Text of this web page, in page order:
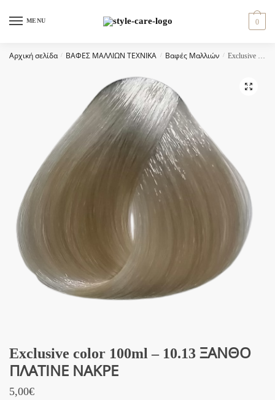
MENU 0
Αρχική σελίδα / ΒΑΦΕΣ ΜΑΛΛΙΩΝ ΤΕΧΝΙΚΑ / Βαφές Μαλλιών / Exclusive color 100ml – 10.13 ΞΑΝΘΟ ΠΛΑΤΙΝΕ ΝΑΚΡΕ
Exclusive color 100ml – 10.13 ΞΑΝΘΟ
ΠΛΑΤΙΝΕ ΝΑΚΡΕ
5,00€